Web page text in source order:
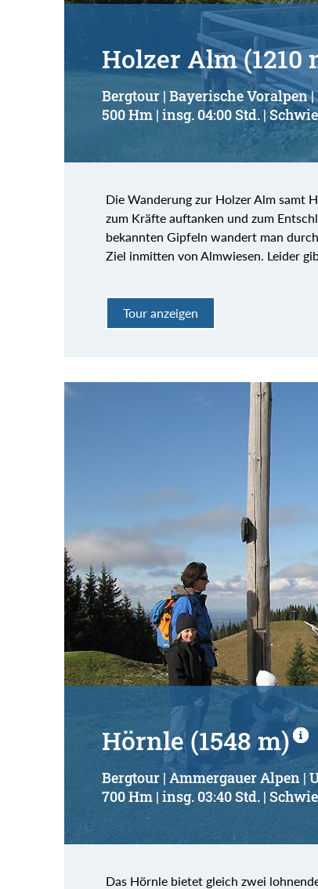
Holzer Alm (1210
Bergtour | Bayerische Voralpen |
500 Hm | insg. 04:00 Std. |
Die Wanderung zur Holzer Alm samt
zum Kräfte auftanken und zum
bekannten Gipfeln wandert man
Ziel inmitten von Almwiesen. Leider
Tour anzeigen
Hörnle (1548 m)
Bergtour | Ammergauer Alpen |
700 Hm | insg. 03:40 Std. |
Das Hörnle bietet gleich zwei